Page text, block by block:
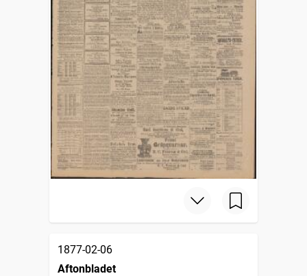
1877-02-06
Aftonbladet